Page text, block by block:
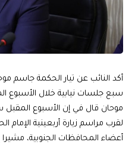
أكد النائب عن تيار الحكمة جاسم
سبع جلسات نيابية خلال الأسبوع
موحان قال في إن الأسبوع
لقرب مراسم زيارة أربعينية
أعضاء المحافظات الجنوبية،